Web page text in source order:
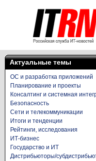
Актуальные темы
ОС и разработка приложений
Планирование и проекты
Консалтинг и системная
Безопасность
Сети и телекоммуникации
Итоги и тенденции
Рейтинги, исследования
ИТ-бизнес
Государство и ИТ
Дистрибьюторы/